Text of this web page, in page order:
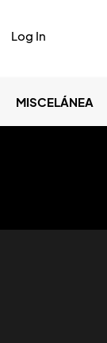
Log In
MISCELÁNEA